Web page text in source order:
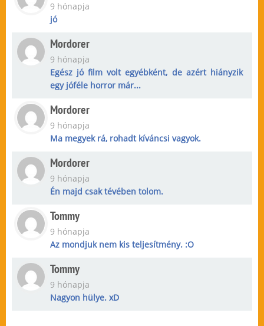
9 hónapja
jó
Mordorer
9 hónapja
Egész jó film volt egyébként, de azért hiányzik
egy jóféle horror már...
Mordorer
9 hónapja
Ma megyek rá, rohadt kíváncsi vagyok.
Mordorer
9 hónapja
Én majd csak tévében tolom.
Tommy
9 hónapja
Az mondjuk nem kis teljesítmény. :O
Tommy
9 hónapja
Nagyon hülye. xD